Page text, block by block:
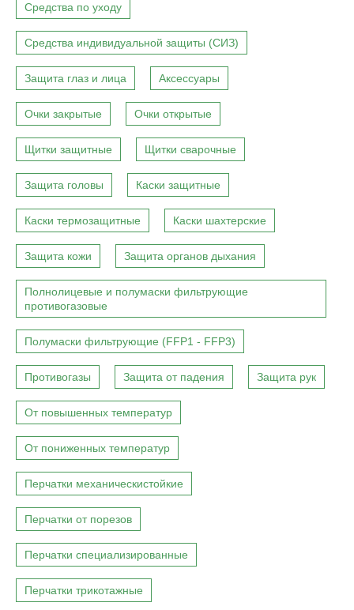
Средства по уходу
Средства индивидуальной защиты (СИЗ)
Защита глаз и лица Аксессуары
Очки закрытые Очки открытые
Щитки защитные Щитки сварочные
Защита головы Каски защитные
Каски термозащитные Каски шахтерские
Защита кожи Защита органов дыхания
Полнолицевые и полумаски фильтрующие
противогазовые
Полумаски фильтрующие (FFP1 - FFP3)
Противогазы Защита от падения Защита рук
От повышенных температур
От пониженных температур
Перчатки механическистойкие
Перчатки от порезов
Перчатки специализированные
Перчатки трикотажные